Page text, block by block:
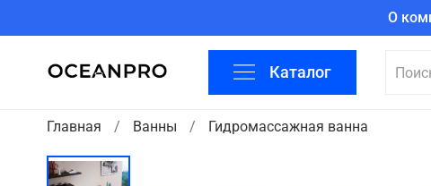
О
Каталог
Главная Ванны Гидромассажная ванна